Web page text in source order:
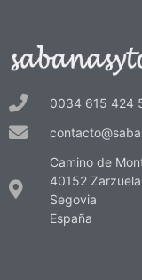
0034 615 424
Camino de
40152
Segovia
España